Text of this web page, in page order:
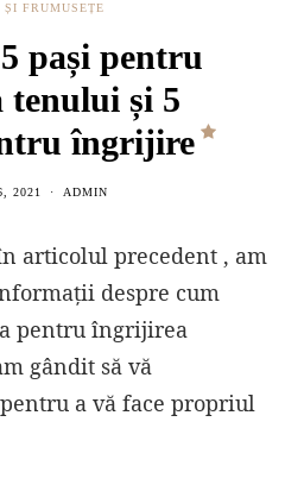
ȘI FRUMUSEȚE
pași pentru
tenului și 5
îngrijire
2021 ADMIN
articolul precedent , am
despre cum
pentru îngrijirea
gândit să vă
a vă face propriul